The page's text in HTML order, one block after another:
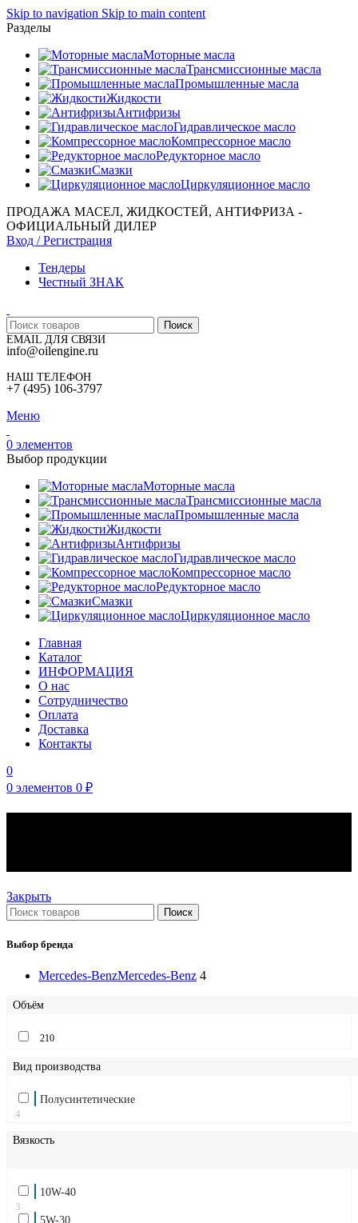
Skip to navigation Skip to main content
Разделы
Моторные масла
Трансмиссионные масла
Промышленные масла
Жидкости
Антифризы
Гидравлическое масло
Компрессорное масло
Редукторное масло
Смазки
Циркуляционное масло
ПРОДАЖА МАСЕЛ, ЖИДКОСТЕЙ, АНТИФРИЗА -
ОФИЦИАЛЬНЫЙ ДИЛЕР
Вход / Регистрация
Тендеры
Честный ЗНАК
Поиск
EMAIL ДЛЯ СВЯЗИ
info@oilengine.ru
НАШ ТЕЛЕФОН
+7 (495) 106-3797
Меню
0 элементов
Выбор продукции
Моторные масла
Трансмиссионные масла
Промышленные масла
Жидкости
Антифризы
Гидравлическое масло
Компрессорное масло
Редукторное масло
Смазки
Циркуляционное масло
Главная
Каталог
ИНФОРМАЦИЯ
О нас
Сотрудничество
Оплата
Доставка
Контакты
0
0 элементов 0 ₽
Закрыть
Поиск
Выбор бренда
Mercedes-BenzMercedes-Benz 4
Объём
210
Вид производства
Полусинтетические
4
Вязкость
10W-40
3
5W-30